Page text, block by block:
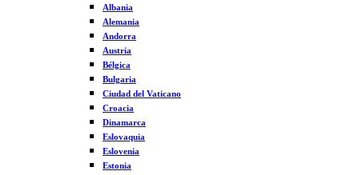
Albania
Alemania
Andorra
Austria
Bélgica
Bulgaria
Ciudad del Vaticano
Croacia
Dinamarca
Eslovaquia
Eslovenia
Estonia